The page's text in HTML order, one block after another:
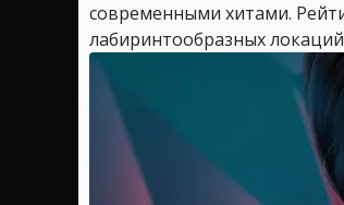
современными хитами.
лабиринтообразных